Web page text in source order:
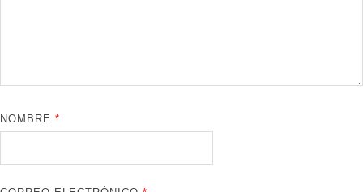
NOMBRE*